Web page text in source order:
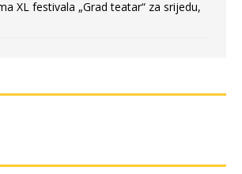
XL festivala „Grad teatar“ za srijedu,